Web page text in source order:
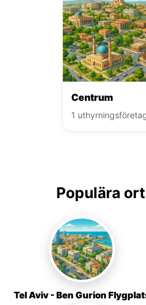
Centrum
1
Populära
Tel Aviv - Ben Gurion